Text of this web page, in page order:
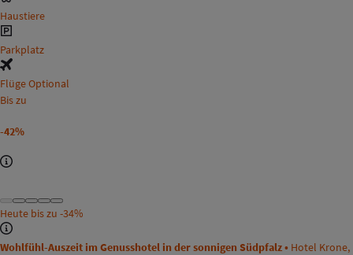
Haustiere
Parkplatz
Flüge Optional
Bis zu
-42%
Heute bis zu -34%
Wohlfühl-Auszeit im Genusshotel in der sonnigen Südpfalz • Hotel Krone,